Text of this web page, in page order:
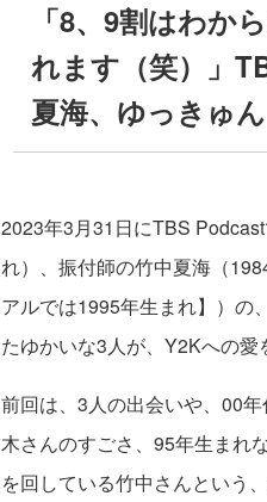
「8、9割はわか
れます（笑）」
夏海、ゆっきゅ
2023年3月31日にTBS
れ）、振付師の竹中夏海（
アルでは1995年生まれ】）の
たゆかいな3人が、Y2Kへの愛
前回は、3人の出会いや、00
木さんのすごさ、95年生まれ
を回している竹中さんという